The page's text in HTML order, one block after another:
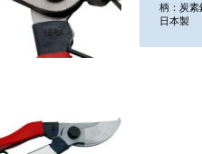
柄：炭素
日本製